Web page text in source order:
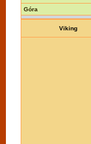
Góra
Viking